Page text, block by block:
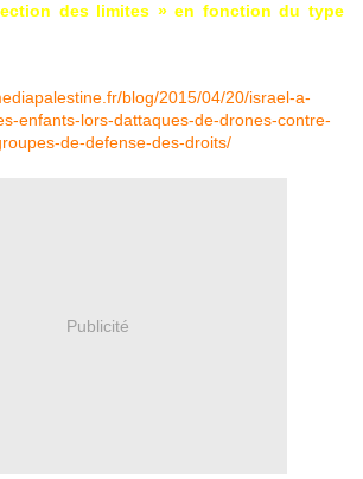
des limites » en fonction du type
blog/2015/04/20/israel-a-
enfants-lors-dattaques-de-drones-contre-
de-defense-des-droits/
Publicité